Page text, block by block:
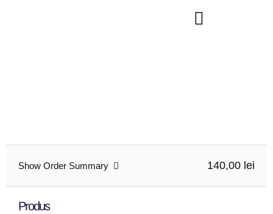
Show Order Summary 140,00 lei
Produs